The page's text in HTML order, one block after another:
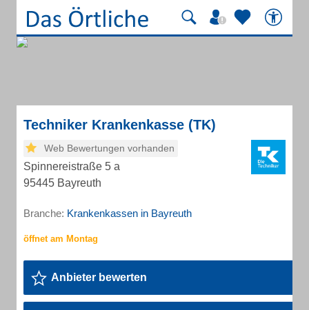
Techniker Krankenkasse (TK)
Web Bewertungen vorhanden
Spinnereistraße 5 a
95445 Bayreuth
Branche: Krankenkassen in Bayreuth
Anbieter bewerten